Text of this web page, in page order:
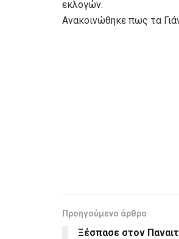
εκλογών.
Ανακοινώθηκε πως τα
Προηγούμενο άρθρο
Ξέσπασε στον